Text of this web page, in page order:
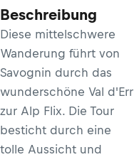
Beschreibung
Diese mittelschwere
Wanderung führt von
Savognin durch das
wunderschöne Val d'Err
zur Alp Flix. Die Tour
besticht durch eine
tolle Aussicht und